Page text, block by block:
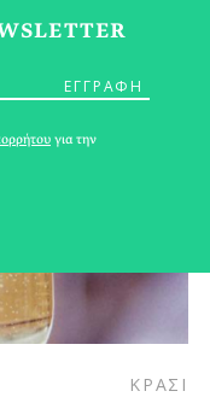
ΚΡΑΣΙ
για την